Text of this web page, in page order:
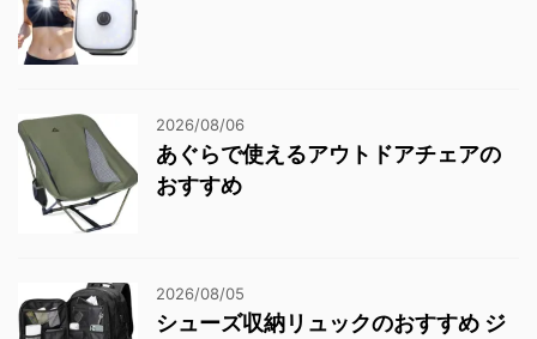
2026/08/06
あぐらで使えるアウトドアチェアの
おすすめ
2026/08/05
シューズ収納リュックのおすすめ ジ